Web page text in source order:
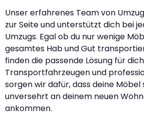
Unser erfahrenes Team von
zur Seite und unterstützt dich bei
Umzugs. Egal ob du nur wenige
gesamtes Hab und Gut
finden die passende Lösung für
Transportfahrzeugen und
sorgen wir dafür, dass deine Möbel
unversehrt an deinem neuen
ankommen.